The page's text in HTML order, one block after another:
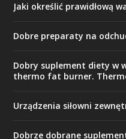
Jaki określić prawidłową
Dobre preparaty na
Dobry suplement diety w
thermo fat burner.
Urządzenia siłowni
Dobrze dobrane